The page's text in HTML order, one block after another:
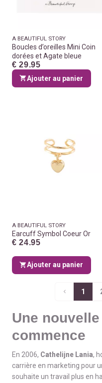
A BEAUTIFUL STORY
Boucles d’oreilles Mini Coin
dorées et Agate bleue
€ 29.95
Ajouter au panier
A BEAUTIFUL STORY
Earcuff Symbol Coeur Or
€ 24.95
Ajouter au panier
1
Une
commence
En 2006, Cathelijne Lania,
carrière en marketing pour
souhaite un travail plus en